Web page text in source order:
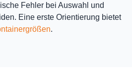
Fehler bei Auswahl und
Eine erste Orientierung bietet
.